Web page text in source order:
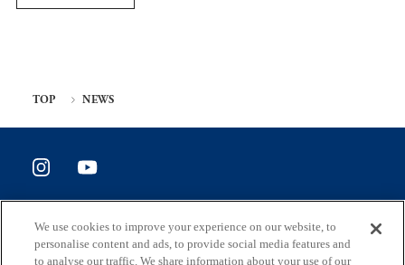
TOP NEWS
ホームページ評価アンケート
We use cookies to improve your experience on our website, to
personalise content and ads, to provide social media features and
to analyse our traffic. We share information about your use of our